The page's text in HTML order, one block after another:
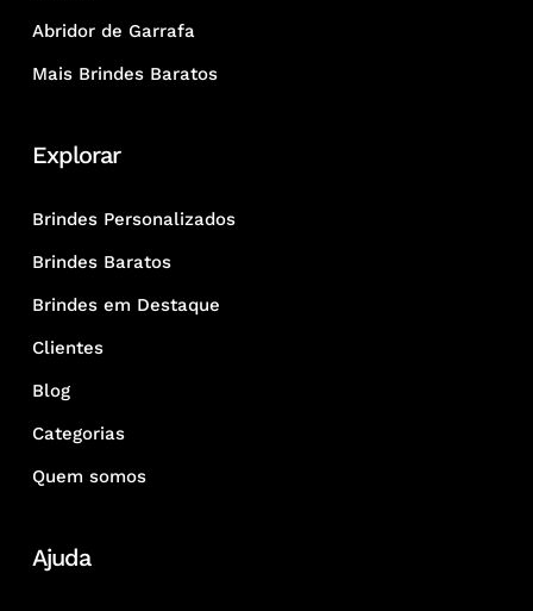
Abridor de Garrafa
Mais Brindes Baratos
Explorar
Brindes Personalizados
Brindes Baratos
Brindes em Destaque
Clientes
Blog
Categorias
Quem somos
Ajuda